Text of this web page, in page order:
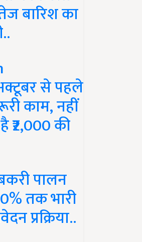
बारिश का
से पहले
काम, नहीं
की
पालन
तक भारी
प्रक्रिया..